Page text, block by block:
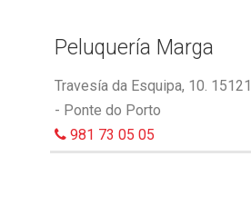
Peluquería Marga
Travesía da Esquipa, 10.
- Ponte do Porto
981 73 05 05